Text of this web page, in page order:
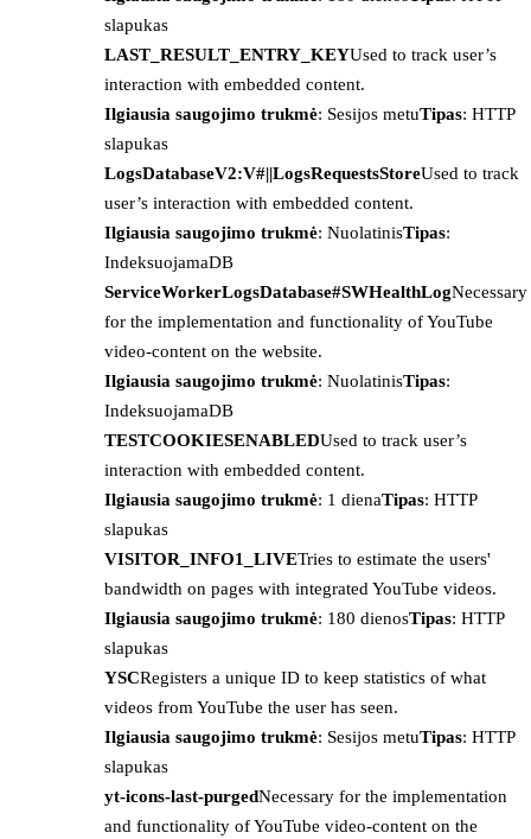
slapukas
LAST_RESULT_ENTRY_KEYUsed to track user’s
interaction with embedded content.
Ilgiausia saugojimo trukmė: Sesijos metuTipas: HTTP
slapukas
LogsDatabaseV2:V#||LogsRequestsStoreUsed to track
user’s interaction with embedded content.
Ilgiausia saugojimo trukmė: NuolatinisTipas:
IndeksuojamaDB
ServiceWorkerLogsDatabase#SWHealthLogNecessary
for the implementation and functionality of YouTube
video-content on the website.
Ilgiausia saugojimo trukmė: NuolatinisTipas:
IndeksuojamaDB
TESTCOOKIESENABLEDUsed to track user’s
interaction with embedded content.
Ilgiausia saugojimo trukmė: 1 dienaTipas: HTTP
slapukas
VISITOR_INFO1_LIVETries to estimate the users'
bandwidth on pages with integrated YouTube videos.
Ilgiausia saugojimo trukmė: 180 dienosTipas: HTTP
slapukas
YSCRegisters a unique ID to keep statistics of what
videos from YouTube the user has seen.
Ilgiausia saugojimo trukmė: Sesijos metuTipas: HTTP
slapukas
yt-icons-last-purgedNecessary for the implementation
and functionality of YouTube video-content on the